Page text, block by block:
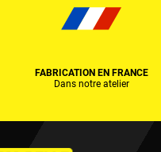
FABRICATION EN FRANCE
Dans notre atelier